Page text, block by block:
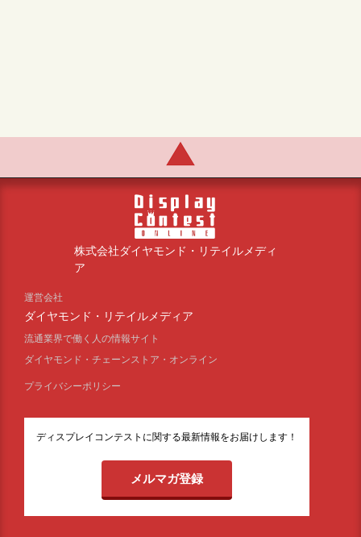
株式会社ダイヤモンド・リテイルメディ
ア
運営会社
ダイヤモンド・リテイルメディア
流通業界で働く人の情報サイト
ダイヤモンド・チェーンストア・オンライン
プライバシーポリシー
ディスプレイコンテストに関する最新情報をお届けします！
メルマガ登録